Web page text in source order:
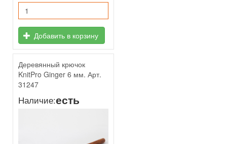
Добавить в корзину
Деревянный крючок
KnitPro Ginger 6 мм. Арт.
31247
Наличие:есть